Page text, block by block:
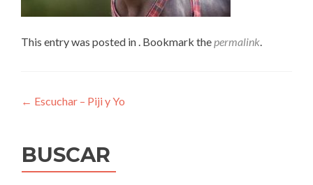
This entry was posted in . Bookmark thepermalink.
Post
← Escuchar – Piji y Yo
BUSCAR